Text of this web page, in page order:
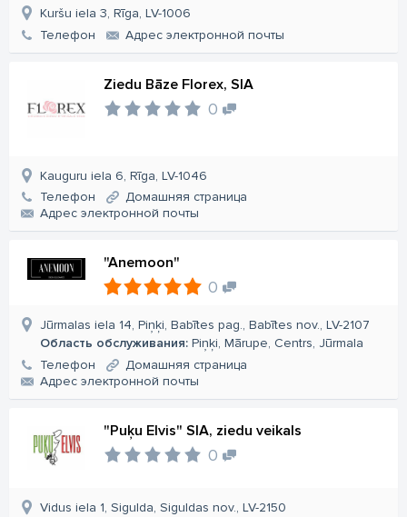
Kuršu iela 3, Rīga, LV-1006
Телефон
Aдрес электронной почты
Ziedu Bāze Florex, SIA
0
Kauguru iela 6, Rīga, LV-1046
Телефон
Домашняя страница
Aдрес электронной почты
"Anemoon"
0
Jūrmalas iela 14, Piņķi, Babītes pag., Babītes nov., LV-2107
Область обслуживания: Piņķi, Mārupe, Centrs, Jūrmala
Телефон
Домашняя страница
Aдрес электронной почты
"Puķu Elvis" SIA, ziedu veikals
0
Vidus iela 1, Sigulda, Siguldas nov., LV-2150